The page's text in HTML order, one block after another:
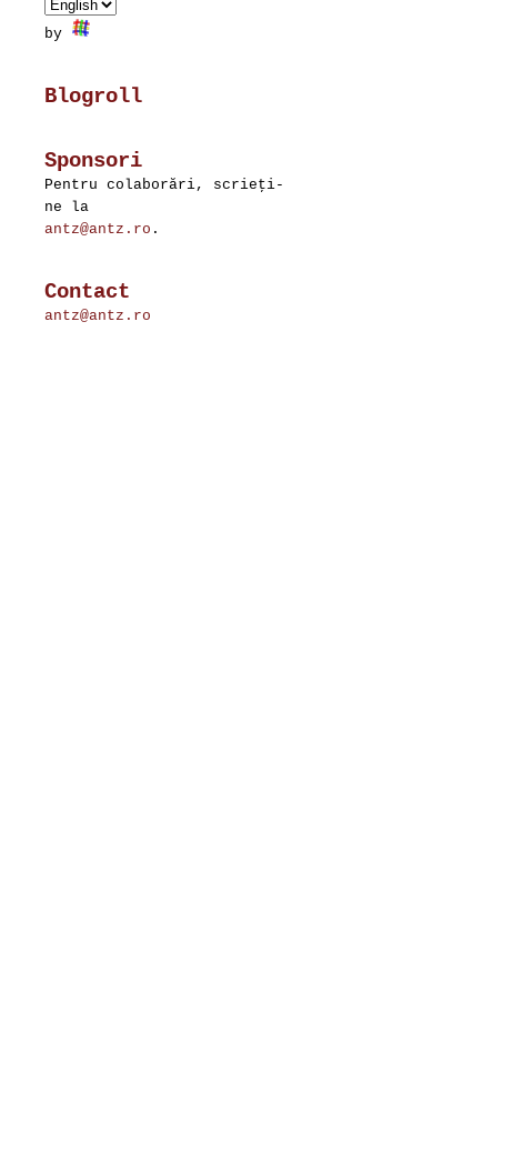
by
Blogroll
Sponsori
Pentru colaborări, scrieţi-
ne la
antz@antz.ro .
Contact
antz@antz.ro